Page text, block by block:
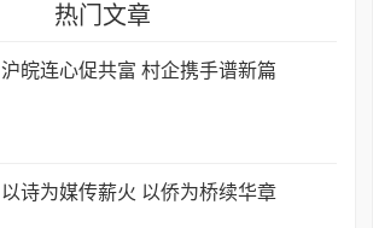
热门文章
沪皖连心促共富 村企携手谱新篇
以诗为媒传薪火 以侨为桥续华章